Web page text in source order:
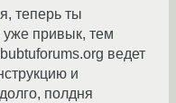
теперь ты
уже привык, тем
ведет
и
полдня